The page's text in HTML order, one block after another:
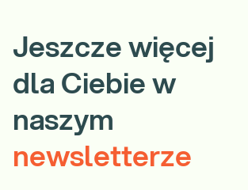
Jeszcze więcej
dla Ciebie w
naszym
newsletterze